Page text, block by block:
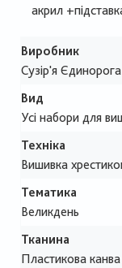
акрил
Виробник
Сузір'я Єдинорога
Вид
Усі набори для
Техніка
Вишивка
Тематика
Великдень
Тканина
Пластикова канва